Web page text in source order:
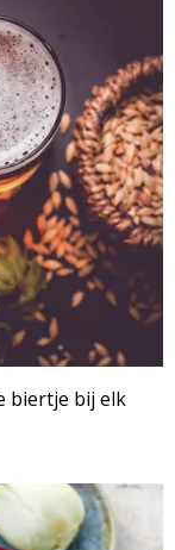
biertje bij elk
ARTIKEL